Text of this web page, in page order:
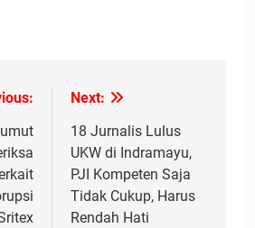
Next:
18 Jurnalis Lulus
UKW di Indramayu,
PJI Kompeten Saja
Tidak Cukup, Harus
Rendah Hati